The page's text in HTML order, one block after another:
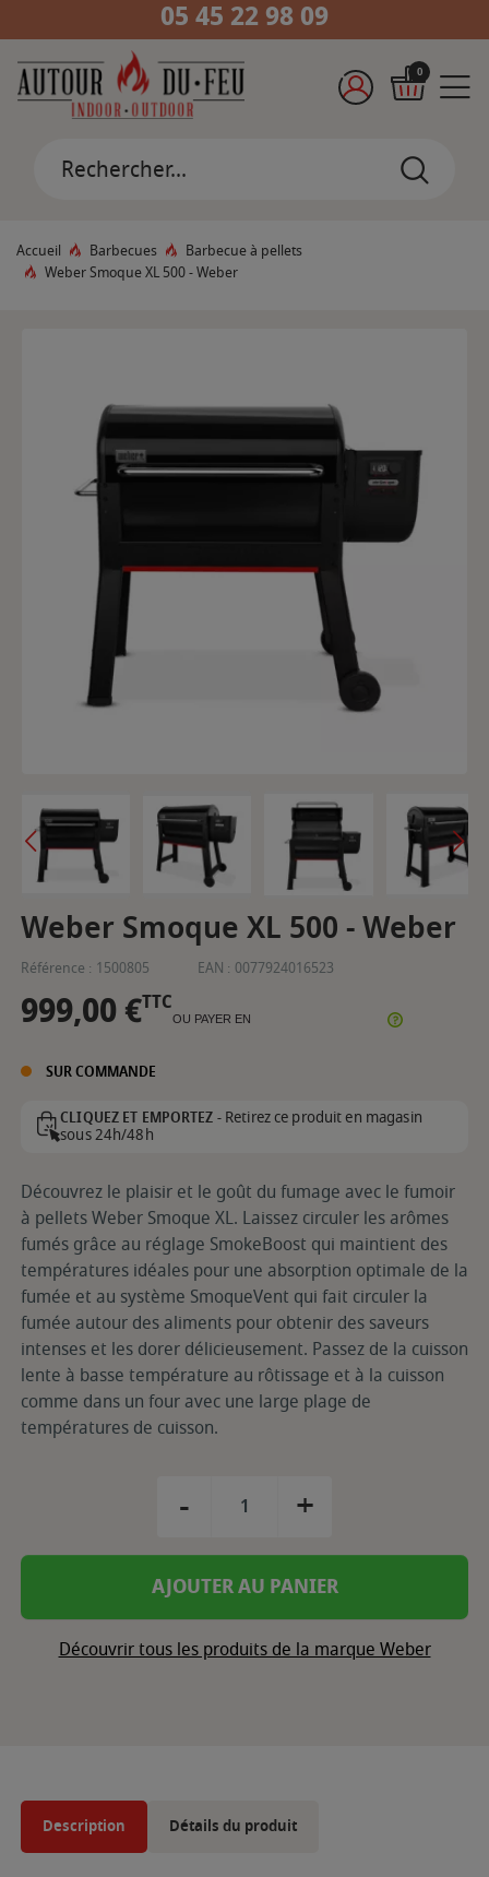
05 45 22 98 09
0
Accueil Barbecues
Barbecue à pellets
Weber Smoque XL 500 - Weber
Weber Smoque XL 500 - Weber
Référence : 1500805 EAN : 0077924016523
999,00 €TTC
OU PAYER EN
SUR COMMANDE
CLIQUEZ ET EMPORTEZ -Retirez ce produit en magasin
sous 24h/48h
Découvrez le plaisir et le goût du fumage avec le fumoir
à pellets Weber Smoque XL. Laissez circuler les arômes
fumés grâce au réglage SmokeBoost qui maintient des
températures idéales pour une absorption optimale de la
fumée et au système SmoqueVent qui fait circuler la
fumée autour des aliments pour obtenir des saveurs
intenses et les dorer délicieusement. Passez de la cuisson
lente à basse température au rôtissage et à la cuisson
comme dans un four avec une large plage de
températures de cuisson.
- +
AJOUTER AU PANIER
Découvrir tous les produits de la marque Weber
Description Détails du produit